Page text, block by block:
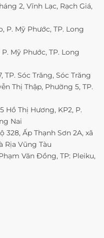
2, Vĩnh Lạc, Rạch Giá,
P. Mỹ Phước, TP. Long
Mỹ Phước, TP. Long
TP. Sóc Trăng, Sóc Trăng
Thị Thập, Phường 5, TP.
Thị Hương, KP2, P.
Nai
Ấp Thạnh Sơn 2A, xã
Rịa Vũng Tàu
Văn Đồng, TP: Pleiku,